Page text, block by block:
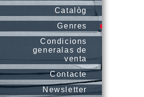
Catalòg
Genres
Condicions
generalas de
venta
Contacte
Newsletter